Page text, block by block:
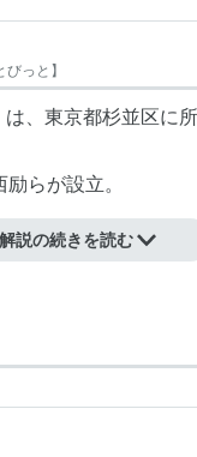
びっと 】
は、東京都杉並区に
らが設立。
解説の続きを読む